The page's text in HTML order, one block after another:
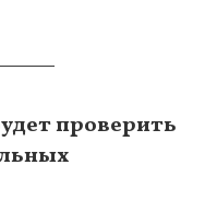
проверить